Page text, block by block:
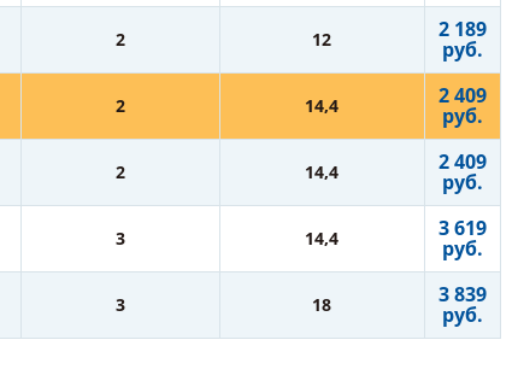
2 12 2 189
руб.
2 14,4 2 409
руб.
2 14,4 2 409
руб.
3 14,4 3 619
руб.
3 18 3 839
руб.